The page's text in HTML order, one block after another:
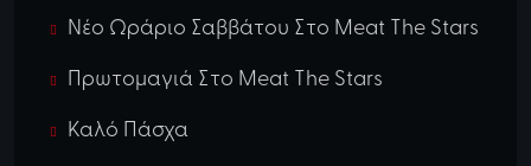
Νέο Ωράριο Σαββάτου Στο Meat The Stars
Πρωτομαγιά Στο Meat The Stars
Καλό Πάσχα